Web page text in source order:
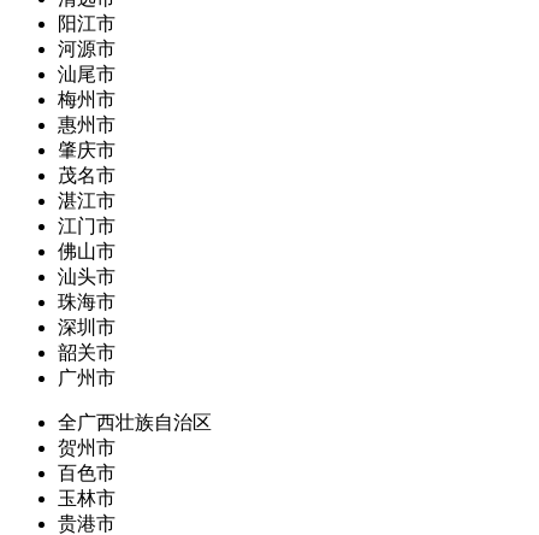
阳江市
河源市
汕尾市
梅州市
惠州市
肇庆市
茂名市
湛江市
江门市
佛山市
汕头市
珠海市
深圳市
韶关市
广州市
全广西壮族自治区
贺州市
百色市
玉林市
贵港市